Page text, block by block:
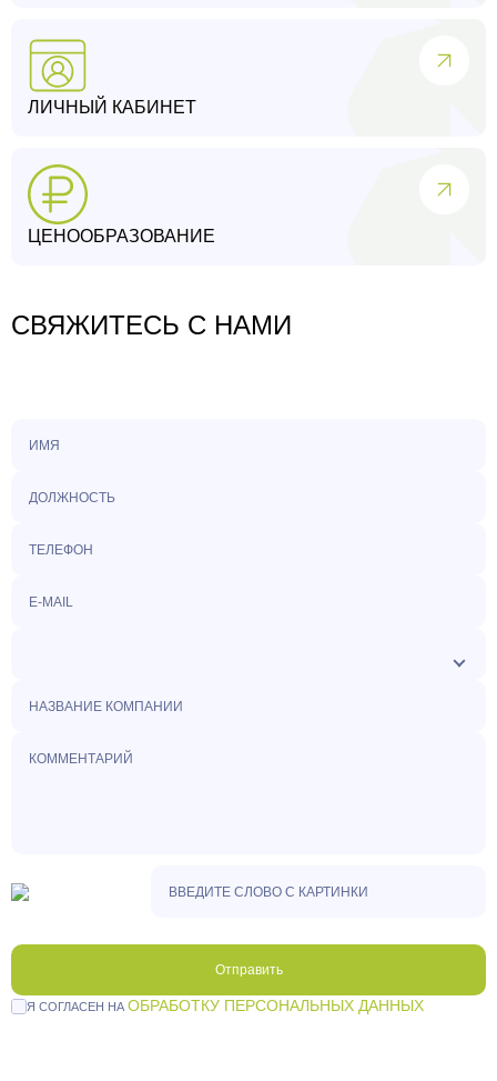
ЛИЧНЫЙ КАБИНЕТ
ЦЕНООБРАЗОВАНИЕ
СВЯЖИТЕСЬ С НАМИ
Отправить
Я СОГЛАСЕН НА ОБРАБОТКУ ПЕРСОНАЛЬНЫХ ДАННЫХ